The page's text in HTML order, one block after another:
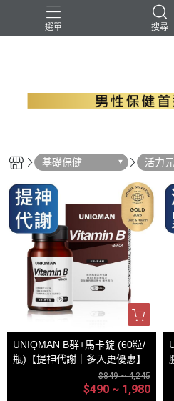
選單 搜尋
B群+馬卡 EPA魚油 瑪卡
基礎保健 活力
UNIQMAN B群+馬卡錠 (60粒/
瓶)【提神代謝｜多入更優惠】
$849 ~ 4,245
$490 ~ 1,980